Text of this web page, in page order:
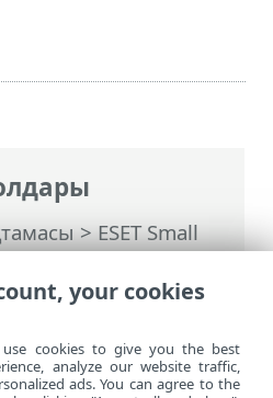
>ESET Small
ESET Small Business
жұмыс істеу
your cookies
cookies to give you the best
analyze our website traffic,
ads. You can agree to the